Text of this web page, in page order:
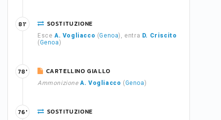
SOSTITUZIONE
Esce A. Vogliacco (Genoa), entra D. Criscito
(Genoa)
81'
CARTELLINO GIALLO
Ammonizione A. Vogliacco (Genoa)
78'
SOSTITUZIONE
76'